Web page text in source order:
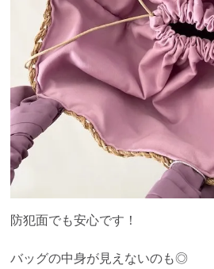
防犯面でも安心です！
バッグの中身が見えないのも◎